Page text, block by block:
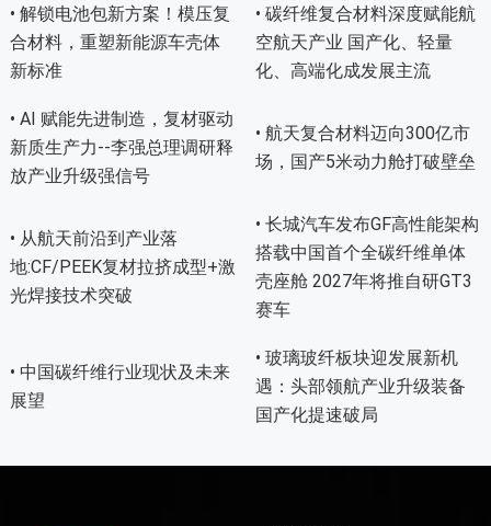
• 解锁电池包新方案！模压复
合材料，重塑新能源车壳体
新标准
• 碳纤维复合材料深度赋能航
空航天产业 国产化、轻量
化、高端化成发展主流
• AI 赋能先进制造，复材驱动
新质生产力--李强总理调研释
放产业升级强信号
• 航天复合材料迈向300亿市
场，国产5米动力舱打破壁垒
• 从航天前沿到产业落
地:CF/PEEK复材拉挤成型+激
光焊接技术突破
• 长城汽车发布GF高性能架构
搭载中国首个全碳纤维单体
壳座舱 2027年将推自研GT3
赛车
• 中国碳纤维行业现状及未来
展望
• 玻璃玻纤板块迎发展新机
遇：头部领航产业升级装备
国产化提速破局